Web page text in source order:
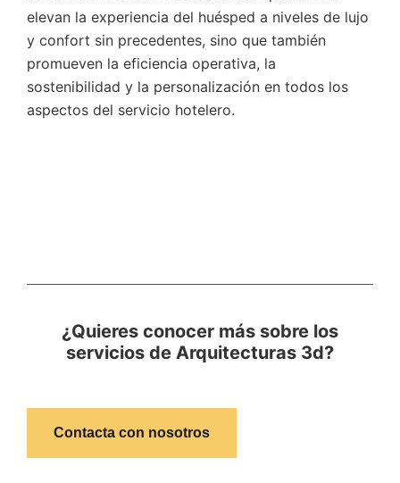
elevan la experiencia del huésped a niveles de lujo
y confort sin precedentes, sino que también
promueven la eficiencia operativa, la
sostenibilidad y la personalización en todos los
aspectos del servicio hotelero.
¿Quieres conocer más sobre los
servicios de Arquitecturas 3d?
Contacta con nosotros